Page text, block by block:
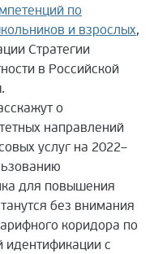
по
и взрослых,
Стратегии
в Российской
о
направлений
услуг на 2022–
для повышения
без внимания
коридора по
с